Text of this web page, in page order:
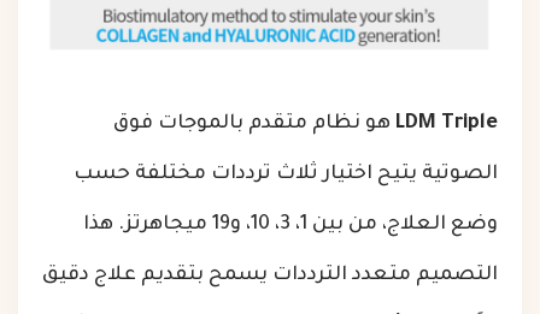
LDM Triple هو نظام متقدم بالموجات فوق
الصوتية يتيح اختيار ثلاث ترددات مختلفة حسب
وضع العلاج، من بين 1، 3، 10، و19 ميجاهرتز. هذا
التصميم متعدد الترددات يسمح بتقديم علاج دقيق